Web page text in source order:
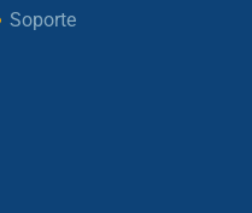
Soporte